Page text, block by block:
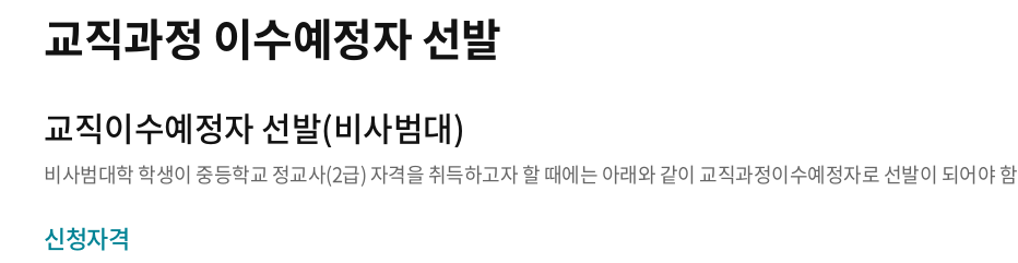
교직과정 이수예정자 선발
교직이수예정자 선발(비사범대)
비사범대학 학생이 중등학교 정교사(2급) 자격을 취득하고자 할 때에는 아래와 같이 교직과정이수예정자로 선발이 되어야 함
신청자격